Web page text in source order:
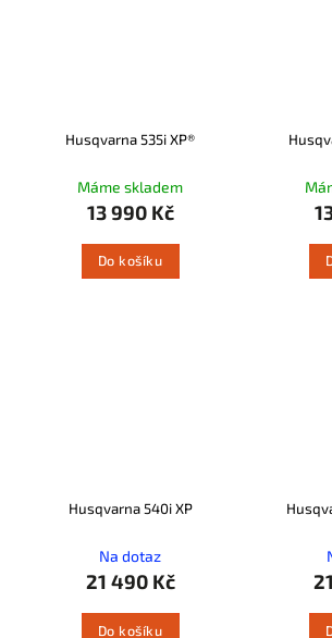
Husqvarna 535i XP®
Máme skladem
13 990 Kč
Do košíku
Husqvarna 540i XP
Na dotaz
21 490 Kč
Do košíku